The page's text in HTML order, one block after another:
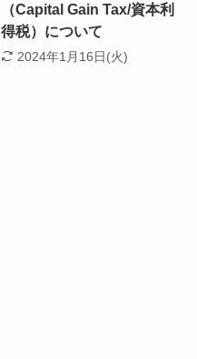
（Capital Gain Tax/資本利
得税）について
2024年1月16日(火)